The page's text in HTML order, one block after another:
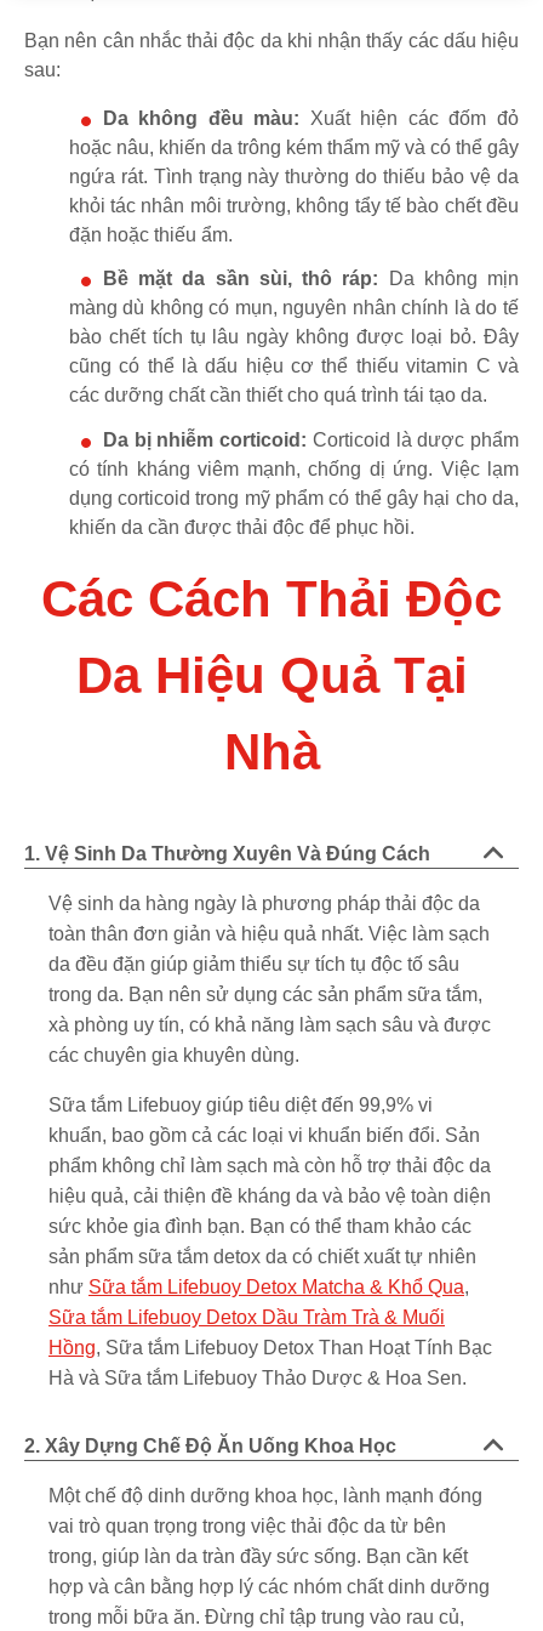
Bạn nên cân nhắc thải độc da khi nhận thấy các dấu hiệu
sau:
Da không đều màu: Xuất hiện các đốm đỏ
hoặc nâu, khiến da trông kém thẩm mỹ và có thể gây
ngứa rát. Tình trạng này thường do thiếu bảo vệ da
khỏi tác nhân môi trường, không tẩy tế bào chết đều
đặn hoặc thiếu ẩm.
Bề mặt da sần sùi, thô ráp: Da không mịn
màng dù không có mụn, nguyên nhân chính là do tế
bào chết tích tụ lâu ngày không được loại bỏ. Đây
cũng có thể là dấu hiệu cơ thể thiếu vitamin C và
các dưỡng chất cần thiết cho quá trình tái tạo da.
Da bị nhiễm corticoid: Corticoid là dược phẩm
có tính kháng viêm mạnh, chống dị ứng. Việc lạm
dụng corticoid trong mỹ phẩm có thể gây hại cho da,
khiến da cần được thải độc để phục hồi.
Các Cách Thải Độc
Da Hiệu Quả Tại
Nhà
1. Vệ Sinh Da Thường Xuyên Và Đúng Cách
Vệ sinh da hàng ngày là phương pháp thải độc da
toàn thân đơn giản và hiệu quả nhất. Việc làm sạch
da đều đặn giúp giảm thiểu sự tích tụ độc tố sâu
trong da. Bạn nên sử dụng các sản phẩm sữa tắm,
xà phòng uy tín, có khả năng làm sạch sâu và được
các chuyên gia khuyên dùng.
Sữa tắm Lifebuoy giúp tiêu diệt đến 99,9% vi
khuẩn, bao gồm cả các loại vi khuẩn biến đổi. Sản
phẩm không chỉ làm sạch mà còn hỗ trợ thải độc da
hiệu quả, cải thiện đề kháng da và bảo vệ toàn diện
sức khỏe gia đình bạn. Bạn có thể tham khảo các
sản phẩm sữa tắm detox da có chiết xuất tự nhiên
như Sữa tắm Lifebuoy Detox Matcha & Khổ Qua,
Sữa tắm Lifebuoy Detox Dầu Tràm Trà & Muối
Hồng, Sữa tắm Lifebuoy Detox Than Hoạt Tính Bạc
Hà và Sữa tắm Lifebuoy Thảo Dược & Hoa Sen.
2. Xây Dựng Chế Độ Ăn Uống Khoa Học
Một chế độ dinh dưỡng khoa học, lành mạnh đóng
vai trò quan trọng trong việc thải độc da từ bên
trong, giúp làn da tràn đầy sức sống. Bạn cần kết
hợp và cân bằng hợp lý các nhóm chất dinh dưỡng
trong mỗi bữa ăn. Đừng chỉ tập trung vào rau củ,